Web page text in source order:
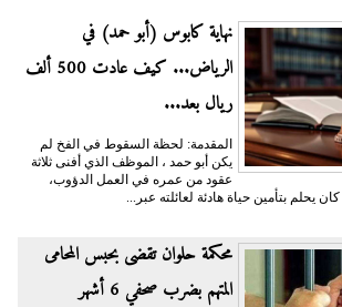
نهاية كابوس (أبو حمد) في
الرياض... كيف عادت 500 ألف
ريال بعد...
المقدمة: لحظة السقوط في الفخ لم
يكن أبو حمد ، الموظف الذي أفنى ثلاثة
عقود من عمره في العمل الدؤوب،
يحلم بتأمين حياة هادئة لعائلته عبر...
محكمة حلوان تقضى بحبس المحامى
المتهم بضرب صحفي 6 أشهر